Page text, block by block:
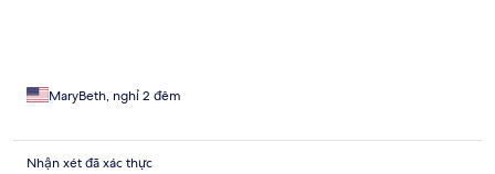
MaryBeth, nghỉ 2 đêm
Nhận xét đã xác thực